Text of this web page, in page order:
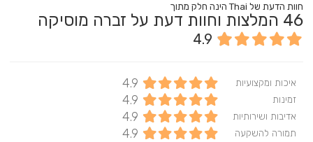
חוות הדעת של Thai הינה חלק מתוך
46 המלצות וחוות דעת על זברה מוסיקה
4.9
איכות ומקצועיות 4.9
זמינות 4.9
אדיבות ושירותיות 4.9
תמורה להשקעה 4.9